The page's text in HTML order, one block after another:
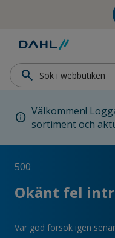
Hoppa till
search
info Välkommen!
sortiment och
500
Okänt fel
Var god försök igen